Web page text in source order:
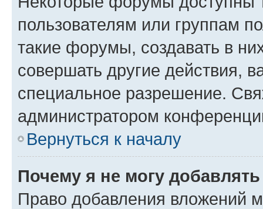
пользователям или группам
такие форумы, создавать в
совершать другие действия,
специальное разрешение.
администратором
Вернуться к началу
Почему я не могу
Право добавления вложений